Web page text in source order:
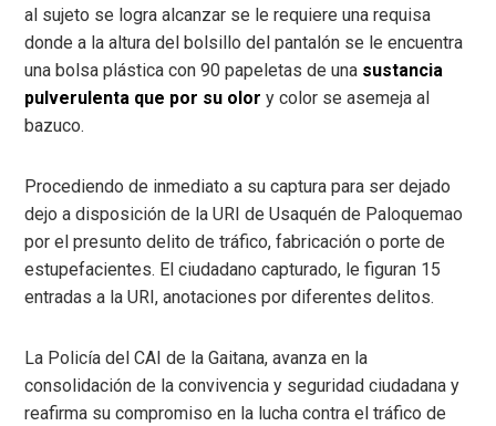
al sujeto se logra alcanzar se le requiere una requisa
donde a la altura del bolsillo del pantalón se le encuentra
una bolsa plástica con 90 papeletas de una sustancia
pulverulenta que por su olor y color se asemeja al
bazuco.
Procediendo de inmediato a su captura para ser dejado
dejo a disposición de la URI de Usaquén de Paloquemao
por el presunto delito de tráfico, fabricación o porte de
estupefacientes. El ciudadano capturado, le figuran 15
entradas a la URI, anotaciones por diferentes delitos.
La Policía del CAI de la Gaitana, avanza en la
consolidación de la convivencia y seguridad ciudadana y
reafirma su compromiso en la lucha contra el tráfico de